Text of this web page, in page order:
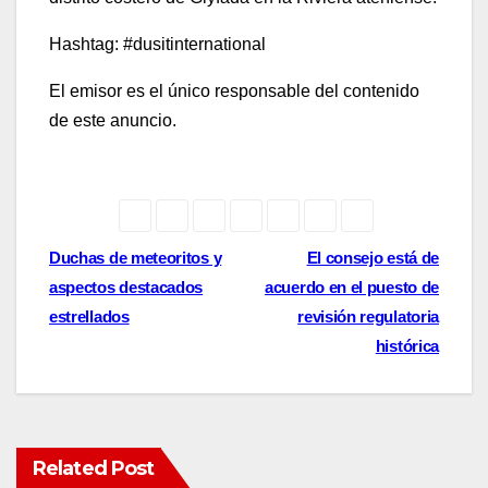
Hashtag: #dusitinternational
El emisor es el único responsable del contenido
de este anuncio.
Post
navigation
El consejo está de
acuerdo en el puesto de
revisión regulatoria
histórica
Duchas de meteoritos y
aspectos destacados
estrellados
Related Post